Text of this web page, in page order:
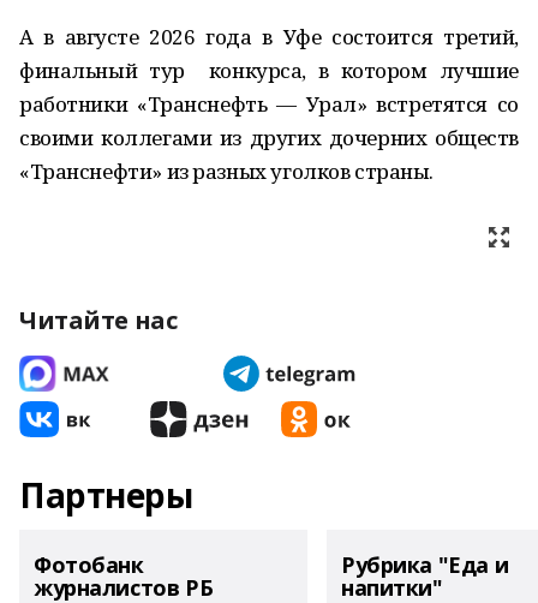
А в августе 2026 года в Уфе состоится третий,
финальный тур конкурса, в котором лучшие
работники «Транснефть — Урал» встретятся со
своими коллегами из других дочерних обществ
«Транснефти» из разных уголков страны.
Читайте нас
Партнеры
Фотобанк
журналистов РБ
Рубрика "Еда и
напитки"